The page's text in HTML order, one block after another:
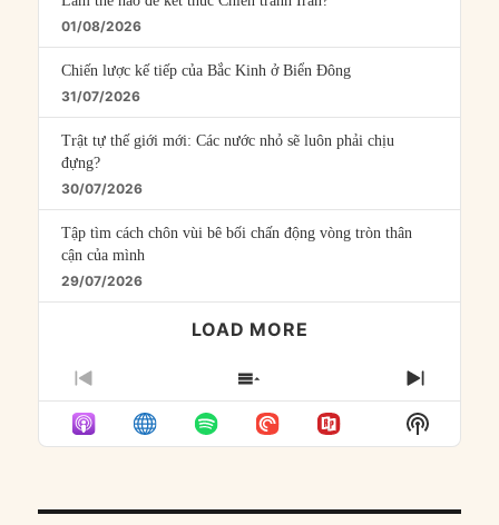
01/08/2026
Chiến lược kế tiếp của Bắc Kinh ở Biển Đông
31/07/2026
Trật tự thế giới mới: Các nước nhỏ sẽ luôn phải chịu
đựng?
30/07/2026
Tập tìm cách chôn vùi bê bối chấn động vòng tròn thân
cận của mình
29/07/2026
LOAD MORE
PREVIOUS
EPISODE
SHOW
EPISODES
LIST
NEXT
Show
Podcast